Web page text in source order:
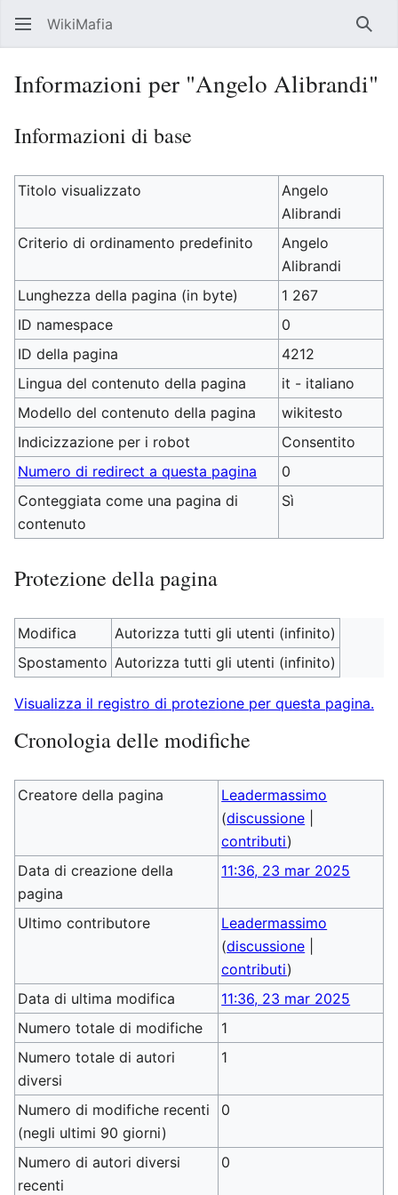
WikiMafia
Informazioni per "Angelo Alibrandi"
Informazioni di base
Titolo visualizzato
Angelo
Alibrandi
Criterio di ordinamento predefinito
Angelo
Alibrandi
Lunghezza della pagina (in byte)
1 267
ID namespace
0
ID della pagina
4212
Lingua del contenuto della pagina
it - italiano
Modello del contenuto della pagina
wikitesto
Indicizzazione per i robot
Consentito
Numero di redirect a questa pagina
0
Conteggiata come una pagina di
contenuto
Sì
Protezione della pagina
Modifica
Autorizza tutti gli utenti (infinito)
Spostamento Autorizza tutti gli utenti (infinito)
Visualizza il registro di protezione per questa pagina.
Cronologia delle modifiche
Creatore della pagina
Leadermassimo
(discussione
contributi)
Data di creazione della
pagina
11:36, 23 mar 2025
Ultimo contributore
Leadermassimo
(discussione
contributi)
Data di ultima modifica
11:36, 23 mar 2025
Numero totale di modifiche
1
Numero totale di autori
diversi
1
Numero di modifiche recenti
(negli ultimi 90 giorni)
0
Numero di autori diversi
recenti
0